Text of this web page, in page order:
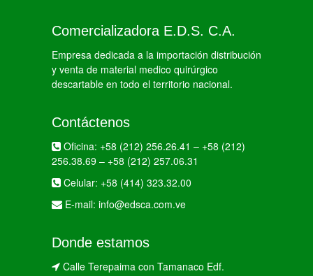
Comercializadora E.D.S. C.A.
Empresa dedicada a la importación distribución
y venta de material medico quirúrgico
descartable en todo el territorio nacional.
Contáctenos
Oficina: +58 (212) 256.26.41 – +58 (212)
256.38.69 – +58 (212) 257.06.31
Celular: +58 (414) 323.32.00
E-mail: info@edsca.com.ve
Donde estamos
Calle Terepaima con Tamanaco Edf.